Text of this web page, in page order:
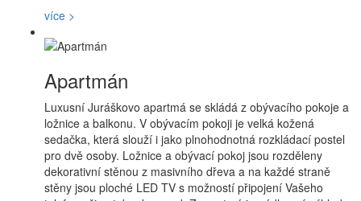
více >
Apartmán
Luxusní Juráškovo apartmá se skládá z obývacího pokoje a
ložnice a balkonu. V obývacím pokoji je velká kožená
sedačka, která slouží i jako plnohodnotná rozkládací postel
pro dvě osoby. Ložnice a obývací pokoj jsou rozděleny
dekorativní stěnou z masivního dřeva a na každé straně
stěny jsou ploché LED TV s možností připojení Vašeho